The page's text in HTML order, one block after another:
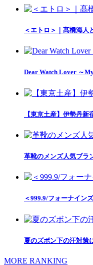
＜エトロ＞｜髙橋海人
Dear Watch Lover ～
【東京土産】伊勢丹
革靴のメンズ人気ブラ
＜999.9/フォーナイン
夏のズボン下の汗対策
MORE RANKING